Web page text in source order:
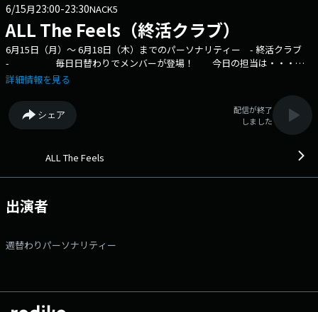
6/15月23:00-23:30NACK5
ALL The Feels（終活クラブ）
6月15日（月）～ 6月18日（木）までのパーソナリティー - 終活クラブ
- 毎日日替わりでメンバーが登場！ 今日の担当は・・・少
年あああああ 今回のプレイリストテーマ - IMPACT - お楽しみ
間。 新たな出会いをシェアするプレイリストプログラム「ALL The
Feels」 各分野で活躍するミュージシャンや俳優、タレントや文化人
が 様々なジャンルのおすすめ楽曲でNACK5の夜をプロデュースしま
など、 幅広い世代に、時代を超えた楽曲たちをお届けします。 ♪番
ォロリポキャンペーン 応募フォーム
詳細情報を見る
シェア
配信が終了
しました
ALL The Feels
出演者
週替わりパーソナリティー